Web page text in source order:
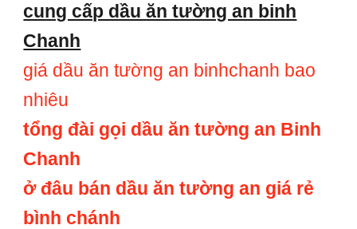
cung cấp dầu ăn tường an binh
Chanh
giá dầu ăn tường an binhchanh bao
nhiêu
tổng đài gọi dầu ăn tường an Binh
Chanh
ở đâu bán dầu ăn tường an giá rẻ
bình chánh